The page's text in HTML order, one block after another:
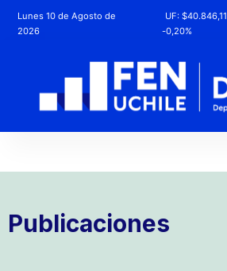
Lunes 10 de Agosto de
2026
UF: $40.846,11
-0,20%
Publicaciones